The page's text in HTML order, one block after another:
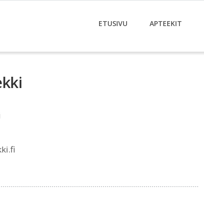
ETUSIVU APTEEKIT